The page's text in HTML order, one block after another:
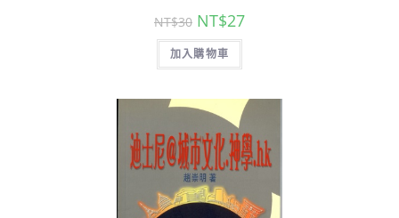
NT$30 NT$27
加入購物車